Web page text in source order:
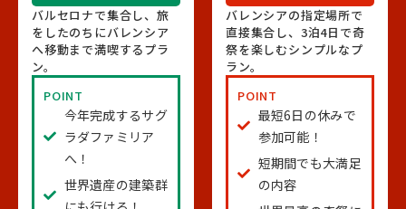
バルセロナで集合し、旅
をしたのちにバレンシア
へ移動まで満喫するプラ
ン。
POINT
今年完成するサグ
ラダファミリア
へ！
世界遺産の建築群
バレンシアの指定場所で
直接集合し、3泊4日で奇
祭を楽しむシンプルなプ
ラン。
POINT
最短6日の休みで
参加可能！
短期間でも大満足
の内容